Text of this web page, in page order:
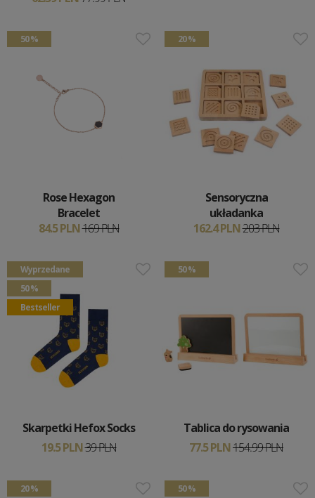
50 %
Rose Hexagon
Bracelet
84.5 PLN169 PLN
20 %
Sensoryczna
układanka
162.4 PLN203 PLN
Wyprzedane
50 %
Bestseller
Skarpetki Hefox Socks
19.5 PLN39 PLN
50 %
Tablica do rysowania
77.5 PLN154.99 PLN
20 % 50 %